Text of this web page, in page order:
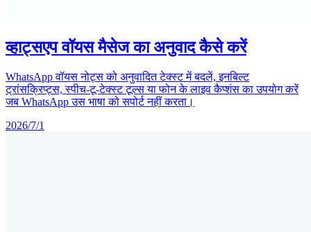
व्हाट्सएप वॉयस मैसेज का अनुवाद कैसे करें
WhatsApp वॉयस नोट्स को अनुवादित टेक्स्ट में बदलें, इनबिल्ट
ट्रांसक्रिप्ट्स, स्पीच-टू-टेक्स्ट टूल्स या फोन के लाइव कैप्शंस का उपयोग करें
जब WhatsApp उस भाषा को सपोर्ट नहीं करता।
2026/7/1